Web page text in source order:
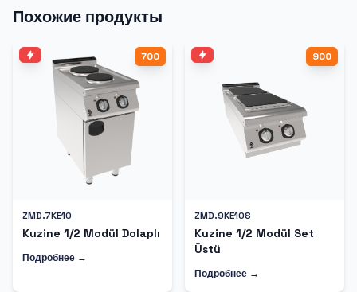
Похожие продукты
700
ZMD.7KE10
Kuzine 1/2 Modül Dolaplı
Подробнее →
900
ZMD.9KE10S
Kuzine 1/2 Modül Set
Üstü
Подробнее →